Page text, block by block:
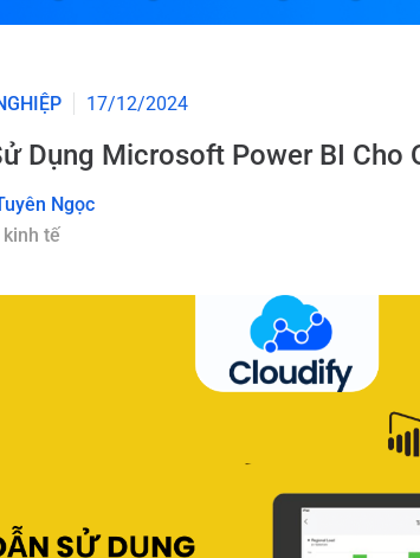
17/12/2024
Dụng Microsoft Power BI Cho
Ngọc
kinh tế